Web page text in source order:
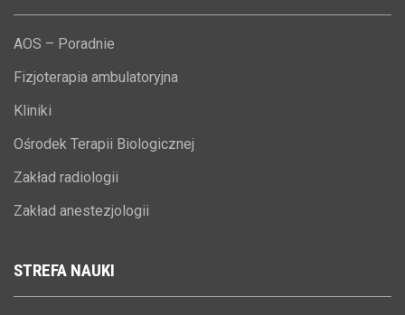
AOS – Poradnie
Fizjoterapia ambulatoryjna
Kliniki
Ośrodek Terapii Biologicznej
Zakład radiologii
Zakład anestezjologii
STREFA NAUKI